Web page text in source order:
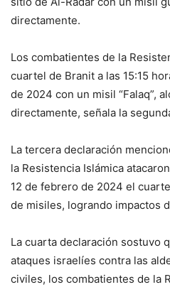
directamente.
Los combatientes de la
cuartel de Branit a las 15:15
de 2024 con un misil “Falaq”,
directamente, señala la
La tercera declaración
la Resistencia Islámica
12 de febrero de 2024 el
de misiles, logrando impactos
La cuarta declaración sostuvo
ataques israelíes contra las
civiles, los combatientes de la